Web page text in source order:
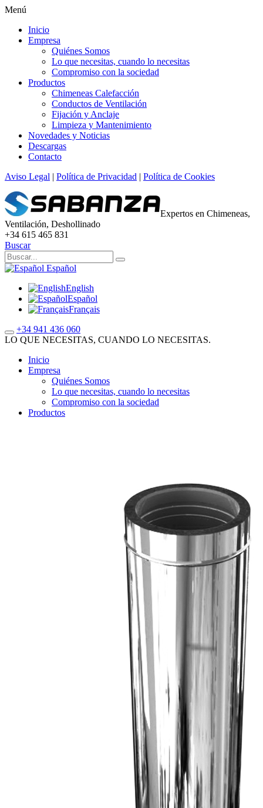
Menú
Inicio
Empresa
Quiénes Somos
Lo que necesitas, cuando lo necesitas
Compromiso con la sociedad
Productos
Chimeneas Calefacción
Conductos de Ventilación
Fijación y Anclaje
Limpieza y Mantenimiento
Novedades y Noticias
Descargas
Contacto
Aviso Legal | Política de Privacidad | Política de Cookies
Expertos en Chimeneas,
Ventilación, Deshollinado
+34 615 465 831
Buscar
Español
English
Español
Français
+34 941 436 060
LO QUE NECESITAS, CUANDO LO NECESITAS.
Inicio
Empresa
Quiénes Somos
Lo que necesitas, cuando lo necesitas
Compromiso con la sociedad
Productos